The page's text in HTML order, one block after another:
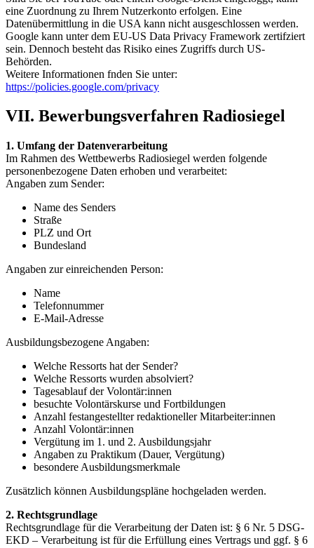
eine Zuordnung zu Ihrem Nutzerkonto erfolgen. Eine
Datenübermittlung in die USA kann nicht ausgeschlossen werden.
Google kann unter dem EU-US Data Privacy Framework zertifziert
sein. Dennoch besteht das Risiko eines Zugriffs durch US-
Behörden.
Weitere Informationen fnden Sie unter:
https://policies.google.com/privacy
VII. Bewerbungsverfahren Radiosiegel
1. Umfang der Datenverarbeitung
Im Rahmen des Wettbewerbs Radiosiegel werden folgende
personenbezogene Daten erhoben und verarbeitet:
Angaben zum Sender:
Name des Senders
Straße
PLZ und Ort
Bundesland
Angaben zur einreichenden Person:
Name
Telefonnummer
E-Mail-Adresse
Ausbildungsbezogene Angaben:
Welche Ressorts hat der Sender?
Welche Ressorts wurden absolviert?
Tagesablauf der Volontär:innen
besuchte Volontärskurse und Fortbildungen
Anzahl festangestellter redaktioneller Mitarbeiter:innen
Anzahl Volontär:innen
Vergütung im 1. und 2. Ausbildungsjahr
Angaben zu Praktikum (Dauer, Vergütung)
besondere Ausbildungsmerkmale
Zusätzlich können Ausbildungspläne hochgeladen werden.
2. Rechtsgrundlage
Rechtsgrundlage für die Verarbeitung der Daten ist: § 6 Nr. 5 DSG-
EKD – Verarbeitung ist für die Erfüllung eines Vertrags und ggf. § 6